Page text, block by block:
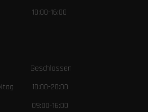
10:00-16:00
10:00-20:00
09:00-16:00